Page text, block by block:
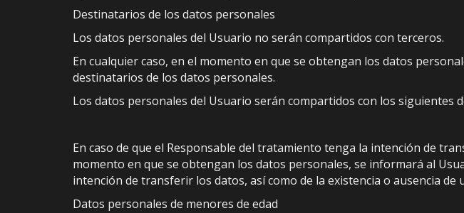
Destinatarios de los datos personales
Los datos personales del Usuario no serán compartidos con terceros.
En cualquier caso, en el momento en que se obtengan los datos
destinatarios de los datos personales.
Los datos personales del Usuario serán compartidos con los siguientes
En caso de que el Responsable del tratamiento tenga la intención de
momento en que se obtengan los datos personales, se informará al
intención de transferir los datos, así como de la existencia o ausencia de
Datos personales de menores de edad